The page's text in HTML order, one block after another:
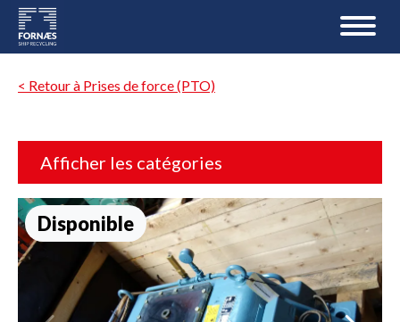
< Retour à Prises de force (PTO)
Afficher les catégories
Disponible